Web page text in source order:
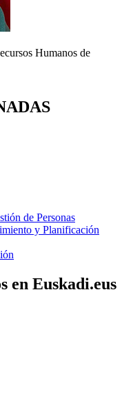
Humanos de
de Personas
y Planificación
en Euskadi.eus